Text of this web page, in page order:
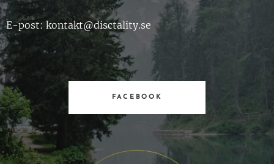
E-post: kontakt@disctality.se
FACEBOOK